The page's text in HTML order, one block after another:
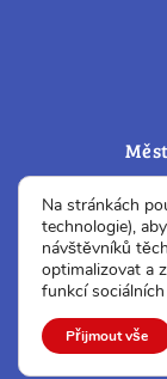
Na stránkách
technologie),
návštěvníků
optimalizovat a
funkcí
Přijmout vše